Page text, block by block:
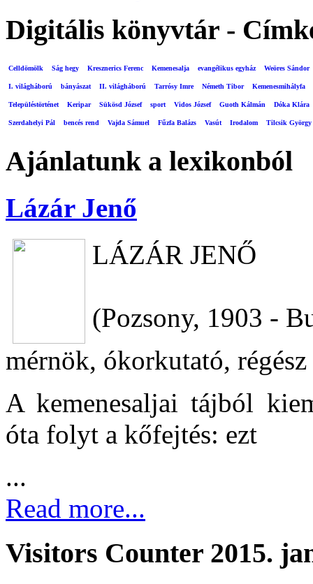
Digitális könyvtár -
Celldömölk Ság hegy Kresznerics Ferenc Kemenesalja evangélikus egyház Weöres Sándor
I. világháború bányászat II. világháború Tarrósy Imre Németh Tibor Kemenesmihályfa
Településtörténet Keripar Sükösd József sport Vidos József Guoth Kálmán Dóka Klára
Szerdahelyi Pál bencés rend Vajda Sámuel Fűzfa Balázs Vasút Irodalom Tilcsik György
Ajánlatunk a lexikonból
Lázár Jenő
LÁZÁR JENŐ
(Pozsony, 1903 -
mérnök, ókorkutató, régész
A kemenesaljai tájból
óta folyt a kőfejtés: ezt
...
Read more...
Visitors Counter 2015.